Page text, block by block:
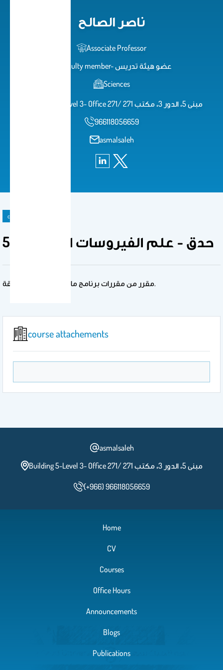
ناصر الصالح
Associate Professor
Faculty member- عضو هيئة تدريس
Sciences
Building 5-Level 3- Office 271/ مبنى 5، الدور 3، مكتب 271
966118056659
asmalsaleh
course
511 حدق - علم الفيروسات المتقدم
مقرر من مقررات برنامج ماجستير الأحياء الدقيقة.
course attachements
asmalsaleh
Building 5-Level 3- Office 271/ مبنى 5، الدور 3، مكتب 271
(+966) 966118056659
Home
CV
Courses
Office Hours
Announcements
Blogs
Publications